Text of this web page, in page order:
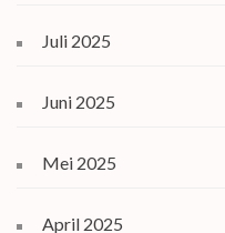
Juli 2025
Juni 2025
Mei 2025
April 2025